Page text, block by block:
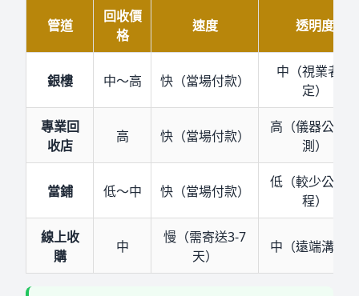
管道
回收價
格
速度 透明度
銀樓 中～高 快（當場付款）
中（視業者而
定）
專業回
收店
高 快（當場付款）
高（儀器公開檢
測）
當鋪 低～中 快（當場付款）
低（較少公開過
程）
線上收
購
中
慢（需寄送3-7
天）
中（遠端溝通）